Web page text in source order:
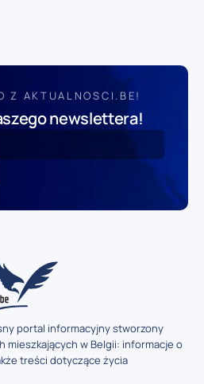
Z AKTUALNOSCI.BE!
newslettera!
portal informacyjny stworzony
mieszkających w Belgii: informacje o
treści dotyczące życia